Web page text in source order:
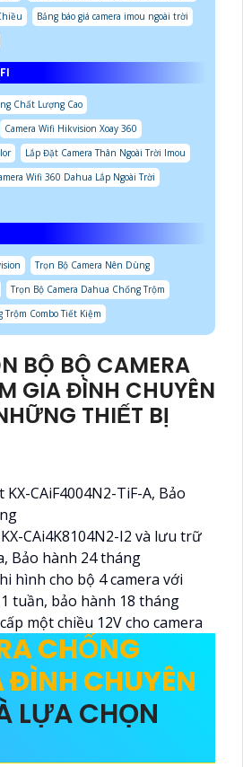
Bảng báo giá camera imou ngoài trời
Chất Lượng Cao
Camera Wifi Hikvision Xoay 360
Lắp Đặt Camera Thân Ngoài Trời Imou
Wifi 360 Dahua Lắp Ngoài Trời
Trọn Bộ Camera Nên Dùng
Trọn Bộ Camera Dahua Chống Trộm
Trộm Combo Tiết Kiệm
BỘ BỘ CAMERA
GIA ĐÌNH CHUYÊN
THIẾT BỊ
KX-CAiF4004N2-TiF-A, Bảo
CAi4K8104N2-I2 và lưu trữ
Bảo hành 24 tháng
hình cho bộ 4 camera với
tuần, bảo hành 18 tháng
một chiều 12V cho camera
CHỐNG
ĐÌNH CHUYÊN
LỰA CHỌN